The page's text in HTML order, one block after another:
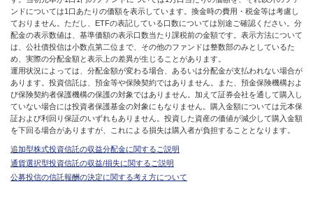
ンドについては1口あたりの価額を表示しています。換金時の費用・税金等は考慮し
ておりません。ただし、ETFの表記している口数については別途ご確認ください。分
配金の表示数値は、基準価額の表示口数当たり課税前の金額です。表示方法について
は、公社債投信は小数点第二位まで、その他のファンドは整数部のみとしているた
め、実際の分配金額と表示上の差異が生じることがあります。
運用状況によっては、分配金額が変わる場合、あるいは分配金が支払われない場合が
あります。投資信託は、預金等や保険契約ではありません。また、預金保険機構およ
び保険契約者保護機構の保護の対象ではありません。加えて証券会社を通して購入し
ていない場合には投資者保護基金の対象にもなりません。購入金額については元本保
証および利回り保証のいずれもありません。投資した資産の価値が減少して購入金額
を下回る場合がありますが、これによる損失は購入者が負担することとなります。
追加型株式投資信託の収益分配金に関するご説明
通貨選択型投資信託の収益/損失に関するご説明
公募投信の信託報酬の決定に関する考え方について